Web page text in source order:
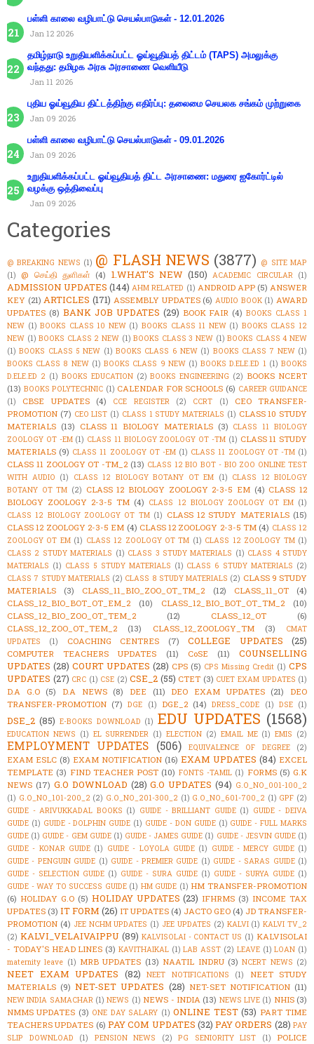
பள்ளி காலை வழிபாட்டு செயல்பாடுகள் - 12.01.2026
Jan 12 2026
தமிழ்நாடு உறுதியளிக்கப்பட்ட ஓய்வூதியத் திட்டம் (TAPS) அமலுக்கு
வந்தது: தமிழக அரசு அரசாணை வெளியீடு
Jan 11 2026
புதிய ஓய்வூதிய திட்டத்திற்கு எதிர்ப்பு: தலைமை செயலக சங்கம் முற்றுகை
Jan 09 2026
பள்ளி காலை வழிபாட்டு செயல்பாடுகள் - 09.01.2026
Jan 09 2026
உறுதியளிக்கப்பட்ட ஓய்வூதியத் திட்ட அரசாணை: மதுரை ஐகோர்ட்டில்
வழக்கு ஒத்திவைப்பு
Jan 09 2026
Categories
@ BREAKING NEWS (1) @ FLASH NEWS (3877) @ SITE MAP
(1) @ செய்தி துளிகள் (4) 1.WHAT'S NEW (150) ACADEMIC CIRCULAR (1)
ADMISSION UPDATES (144) AHM RELATED (1) ANDROID APP (5) ANSWER
KEY (21) ARTICLES (171) ASSEMBLY UPDATES (6) AUDIO BOOK (1) AWARD
UPDATES (8) BANK JOB UPDATES (29) BOOK FAIR (4) BOOKS CLASS 1
NEW (1) BOOKS CLASS 10 NEW (1) BOOKS CLASS 11 NEW (1) BOOKS CLASS 12
NEW (1) BOOKS CLASS 2 NEW (1) BOOKS CLASS 3 NEW (1) BOOKS CLASS 4 NEW
(1) BOOKS CLASS 5 NEW (1) BOOKS CLASS 6 NEW (1) BOOKS CLASS 7 NEW (1)
BOOKS CLASS 8 NEW (1) BOOKS CLASS 9 NEW (1) BOOKS D.ELE.ED 1 (1) BOOKS
D.ELE.ED 2 (1) BOOKS EDUCATION (2) BOOKS ENGINEERING (2) BOOKS NCERT
(13) BOOKS POLYTECHNIC (1) CALENDAR FOR SCHOOLS (6) CAREER GUIDANCE
(1)
CBSE UPDATES (4) CCE REGISTER (2) CCRT (1)
CEO TRANSFER-
PROMOTION (7) CEO LIST (1) CLASS 1 STUDY MATERIALS (1) CLASS 10 STUDY
MATERIALS (13) CLASS 11 BIOLOGY MATERIALS (3) CLASS 11 BIOLOGY
ZOOLOGY OT -EM (1) CLASS 11 BIOLOGY ZOOLOGY OT -TM (1) CLASS 11 STUDY
MATERIALS (9) CLASS 11 ZOOLOGY OT -EM (1) CLASS 11 ZOOLOGY OT -TM (1)
CLASS 11 ZOOLOGY OT -TM_2 (13) CLASS 12 BIO BOT - BIO ZOO ONLINE TEST
WITH AUDIO (1) CLASS 12 BIOLOGY BOTANY OT EM (1) CLASS 12 BIOLOGY
BOTANY OT TM (2) CLASS 12 BIOLOGY ZOOLOGY 2-3-5 EM (4) CLASS 12
BIOLOGY ZOOLOGY 2-3-5 TM (4) CLASS 12 BIOLOGY ZOOLOGY OT EM (1)
CLASS 12 BIOLOGY ZOOLOGY OT TM (1) CLASS 12 STUDY MATERIALS (15)
CLASS 12 ZOOLOGY 2-3-5 EM (4) CLASS 12 ZOOLOGY 2-3-5 TM (4) CLASS 12
ZOOLOGY OT EM (1) CLASS 12 ZOOLOGY OT TM (1) CLASS 12 ZOOLOGY TM (1)
CLASS 2 STUDY MATERIALS (1) CLASS 3 STUDY MATERIALS (1) CLASS 4 STUDY
MATERIALS (1) CLASS 5 STUDY MATERIALS (1) CLASS 6 STUDY MATERIALS (2)
CLASS 7 STUDY MATERIALS (2) CLASS 8 STUDY MATERIALS (2) CLASS 9 STUDY
MATERIALS
(3) CLASS_11_BIO_ZOO_OT_TM_2 (12) CLASS_11_OT
(4)
CLASS_12_BIO_BOT_OT_EM_2
(10) CLASS_12_BIO_BOT_OT_TM_2
(10)
CLASS_12_BIO_ZOO_OT_TEM_2
(12) CLASS_12_OT
(6)
CLASS_12_ZOO_OT_TEM_2
(13) CLASS_12_ZOOLOGY_TM (3)
CMAT
UPDATES
(1) COACHING CENTRES (7) COLLEGE UPDATES (25)
COMPUTER TEACHERS UPDATES (11) CoSE (11)
COUNSELLING
UPDATES (28) COURT UPDATES (28) CPS (5) CPS Missing Credit (1) CPS
UPDATES (27) CRC (1) CSE (2) CSE_2 (55) CTET (3) CUET EXAM UPDATES (1)
D.A G.O (5) D.A NEWS (8) DEE (11) DEO EXAM UPDATES (21)
DEO
TRANSFER-PROMOTION (7) DGE (1) DGE_2 (14) DRESS_CODE (1) DSE (1)
DSE_2 (85) E-BOOKS DOWNLOAD (1) EDU UPDATES (1568)
EDUCATION NEWS (1) EL SURRENDER (1) ELECTION (2) EMAIL ME (1) EMIS (2)
EMPLOYMENT UPDATES (506) EQUIVALENCE OF DEGREE (2)
EXAM ESLC (8) EXAM NOTIFICATION (16) EXAM UPDATES (84) EXCEL
TEMPLATE (3) FIND TEACHER POST (10) FONTS -TAMIL (1) FORMS (5) G.K
NEWS (17) G.O DOWNLOAD (28) G.O UPDATES (94) G.O_NO_001-100_2
(1) G.O_NO_101-200_2 (2) G.O_NO_201-300_2 (1) G.O_NO_601-700_2 (1) GPF (2)
GUIDE - ARIVUKKADAL BOOKS (1) GUIDE - BRILLIANT GUIDE (1) GUIDE - DEIVA
GUIDE (1) GUIDE - DOLPHIN GUIDE (1) GUIDE - DON GUIDE (1) GUIDE - FULL MARKS
GUIDE (1) GUIDE - GEM GUIDE (1) GUIDE - JAMES GUIDE (1) GUIDE - JESVIN GUIDE (1)
GUIDE - KONAR GUIDE (1) GUIDE - LOYOLA GUIDE (1) GUIDE - MERCY GUIDE (1)
GUIDE - PENGUIN GUIDE (1) GUIDE - PREMIER GUIDE (1) GUIDE - SARAS GUIDE (1)
GUIDE - SELECTION GUIDE (1) GUIDE - SURA GUIDE (1) GUIDE - SURYA GUIDE (1)
GUIDE - WAY TO SUCCESS GUIDE (1) HM GUIDE (1) HM TRANSFER-PROMOTION
(6) HOLIDAY G.O (5) HOLIDAY UPDATES (23) IFHRMS (3) INCOME TAX
UPDATES (3) IT FORM (26) IT UPDATES (4) JACTO GEO (4) JD TRANSFER-
PROMOTION (4) JEE NCHM UPDATES (1) JEE UPDATES (2) KALVI (1) KALVI TV_2
(2) KALVI_VELAIVAIPPU (89) KALVISOLAI - CONTACT US (1) KALVISOLAI
- TODAY'S HEAD LINES (3) KAVITHAIKAL (1) LAB ASST (2) LEAVE (1) LOAN (1)
maternity leave (1) MRB UPDATES (13) NAATIL INDRU (3) NCERT NEWS (2)
NEET EXAM UPDATES (82) NEET NOTIFICATIONS (1)
NEET STUDY
MATERIALS (9) NET-SET UPDATES (28) NET-SET NOTIFICATION (11)
NEW INDIA SAMACHAR (1) NEWS (1) NEWS - INDIA (13) NEWS LIVE (1) NHIS (3)
NMMS UPDATES (3) ONE DAY SALARY (1) ONLINE TEST (53) PART TIME
TEACHERS UPDATES (6) PAY COM UPDATES (32) PAY ORDERS (28) PAY
SLIP DOWNLOAD
(1) PENSION NEWS (2) PG SENIORITY LIST (1)
POLICE